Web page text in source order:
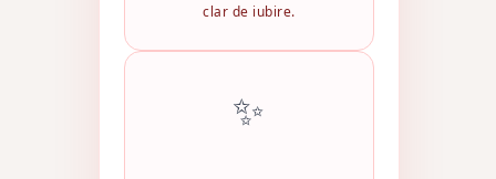
clar de iubire.
✨